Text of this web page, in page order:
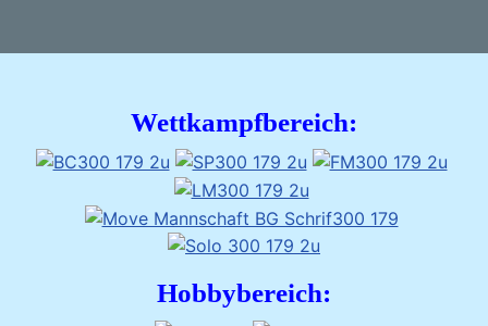
Wettkampfbereich:
Hobbybereich: